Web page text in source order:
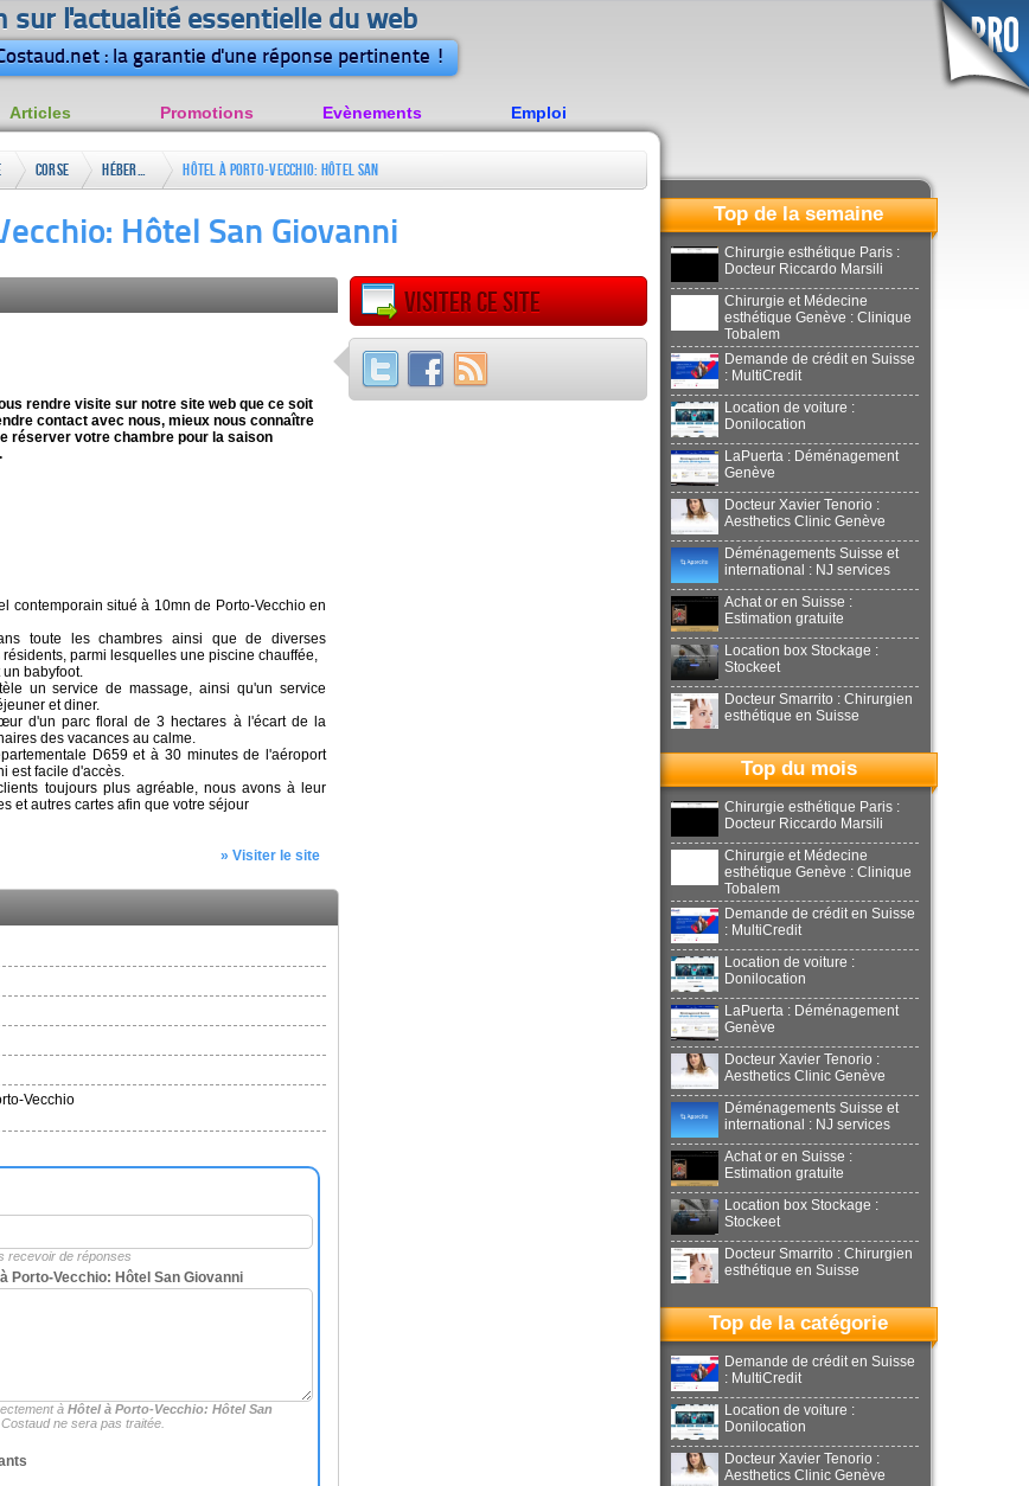
sur l'actualité essentielle du web
: la garantie d'une réponse pertinente !
Articles Promotions Evènements Emploi
Corse Hébergement
Hôtel à Porto-Vecchio: Hôtel San
Hôtel San Giovanni
rendre visite sur notre site web que ce soit
contact avec nous, mieux nous connaître
réserver votre chambre pour la saison
contemporain situé à 10mn de Porto-Vecchio en
toute les chambres ainsi que de diverses
parmi lesquelles une piscine chauffée,
babyfoot.
un service de massage, ainsi qu'un service
et diner.
d'un parc floral de 3 hectares à l'écart de la
des vacances au calme.
D659 et à 30 minutes de l'aéroport
est facile d'accès.
toujours plus agréable, nous avons à leur
et autres cartes afin que votre séjour
» Visiter le site
Visiter ce site
Vecchio
recevoir de réponses
Porto-Vecchio: Hôtel San Giovanni
à Hôtel à Porto-Vecchio: Hôtel San
Costaud ne sera pas traitée.
Top de la semaine
Chirurgie esthétique Paris :
Docteur Riccardo Marsili
Chirurgie et Médecine
esthétique Genève : Clinique
Tobalem
Demande de crédit en Suisse
: MultiCredit
Location de voiture :
Donilocation
LaPuerta : Déménagement
Genève
Docteur Xavier Tenorio :
Aesthetics Clinic Genève
Déménagements Suisse et
international : NJ services
Achat or en Suisse :
Estimation gratuite
Location box Stockage :
Stockeet
Docteur Smarrito : Chirurgien
esthétique en Suisse
Top du mois
Chirurgie esthétique Paris :
Docteur Riccardo Marsili
Chirurgie et Médecine
esthétique Genève : Clinique
Tobalem
Demande de crédit en Suisse
: MultiCredit
Location de voiture :
Donilocation
LaPuerta : Déménagement
Genève
Docteur Xavier Tenorio :
Aesthetics Clinic Genève
Déménagements Suisse et
international : NJ services
Achat or en Suisse :
Estimation gratuite
Location box Stockage :
Stockeet
Docteur Smarrito : Chirurgien
esthétique en Suisse
Top de la catégorie
Demande de crédit en Suisse
: MultiCredit
Location de voiture :
Donilocation
Docteur Xavier Tenorio :
Aesthetics Clinic Genève